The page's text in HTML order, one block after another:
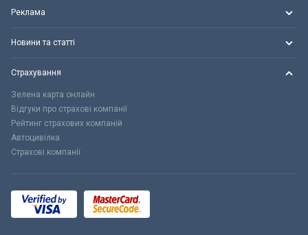
Реклама
Новини та статті
Страхування
Зелена карта онлайн
Відгуки про страхові компанії
Рейтинг страхових компаній
Автоцивілка
Страхові компанії